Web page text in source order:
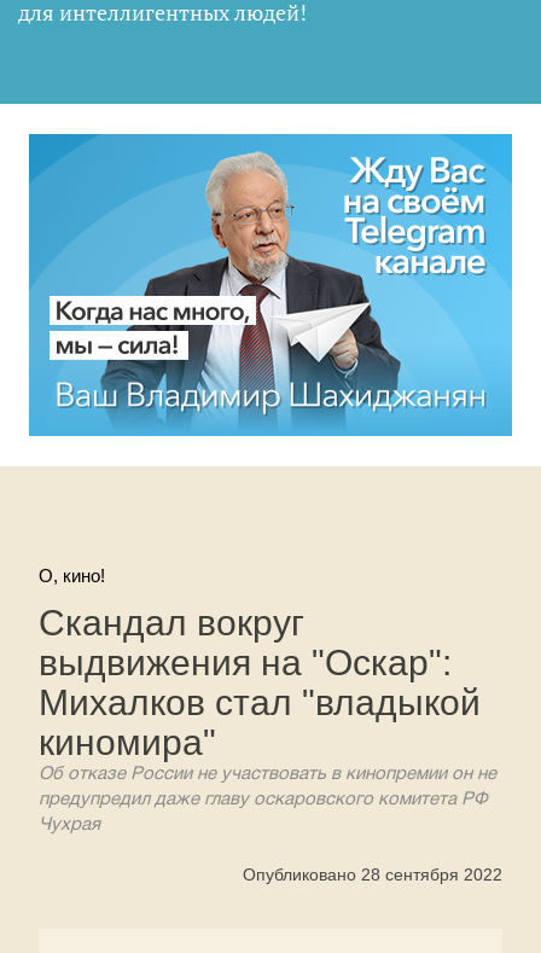
для интеллигентных людей!
О, кино!
Скандал вокруг
выдвижения на "Оскар":
Михалков стал "владыкой
киномира"
Об отказе России не участвовать в кинопремии он не
предупредил даже главу оскаровского комитета РФ
Чухрая
Опубликовано 28 сентября 2022